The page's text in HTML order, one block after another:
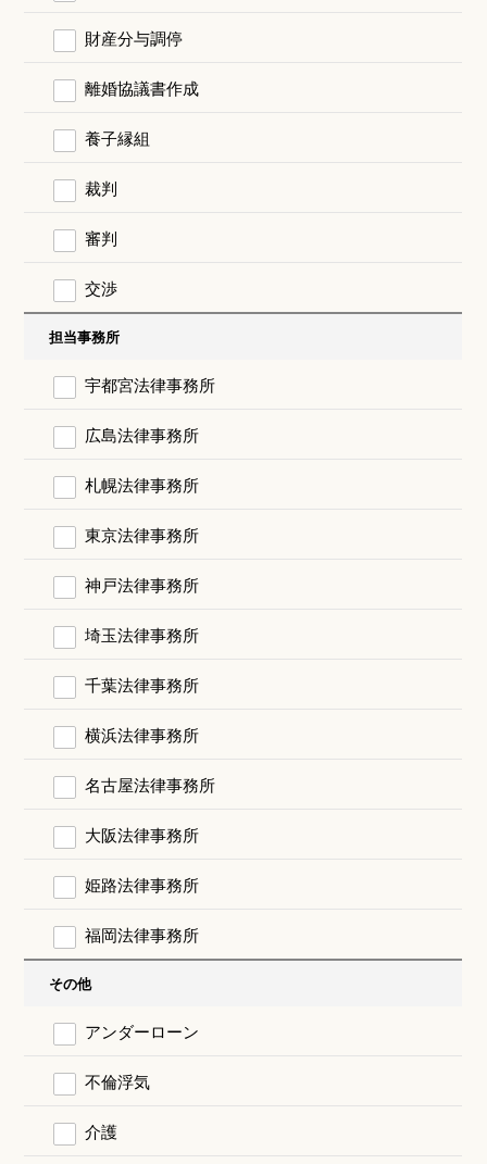
財産分与調停
離婚協議書作成
養子縁組
裁判
審判
交渉
担当事務所
宇都宮法律事務所
広島法律事務所
札幌法律事務所
東京法律事務所
神戸法律事務所
埼玉法律事務所
千葉法律事務所
横浜法律事務所
名古屋法律事務所
大阪法律事務所
姫路法律事務所
福岡法律事務所
その他
アンダーローン
不倫浮気
介護